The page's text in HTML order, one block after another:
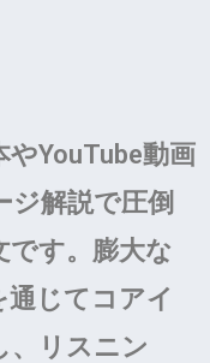
YouTube動画
解説で圧倒
す。膨大な
じてコアイ
、リスニン